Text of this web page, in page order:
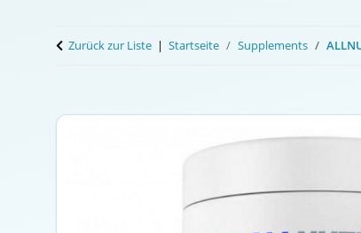
Zurück zur Liste Startseite Supplements